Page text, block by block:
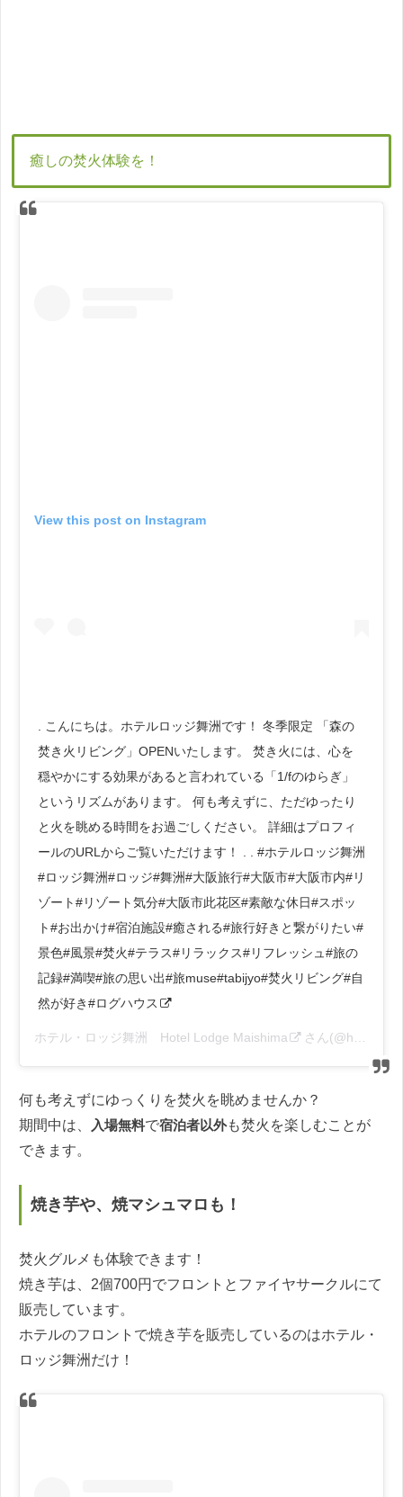
癒しの焚火体験を！
View this post on Instagram
. こんにちは。ホテルロッジ舞洲です！ 冬季限定 「森の
焚き火リビング」OPENいたします。 焚き火には、心を
穏やかにする効果があると言われている「1/fのゆらぎ」
というリズムがあります。 何も考えずに、ただゆったり
と火を眺める時間をお過ごしください。 詳細はプロフィ
ールのURLからご覧いただけます！ . . #ホテルロッジ舞洲
#ロッジ舞洲#ロッジ#舞洲#大阪旅行#大阪市#大阪市内#リ
ゾート#リゾート気分#大阪市此花区#素敵な休日#スポッ
ト#お出かけ#宿泊施設#癒される#旅行好きと繋がりたい#
景色#風景#焚火#テラス#リラックス#リフレッシュ#旅の
記録#満喫#旅の思い出#旅muse#tabijyo#焚火リビング#自
然が好き#ログハウス
ホテル・ロッジ舞洲 Hotel Lodge Maishima さん(@hotel_lodge_maishima)がシェアした投稿 –
何も考えずにゆっくりを焚火を眺めませんか？
期間中は、
入場無料で宿泊者以外も焚火を楽しむことが
できます。
焼き芋や、焼マシュマロも！
焚火グルメも体験できます！
焼き芋は、2個700円でフロントとファイヤサークルにて
販売しています。
ホテルのフロントで焼き芋を販売しているのはホテル・
ロッジ舞洲だけ！